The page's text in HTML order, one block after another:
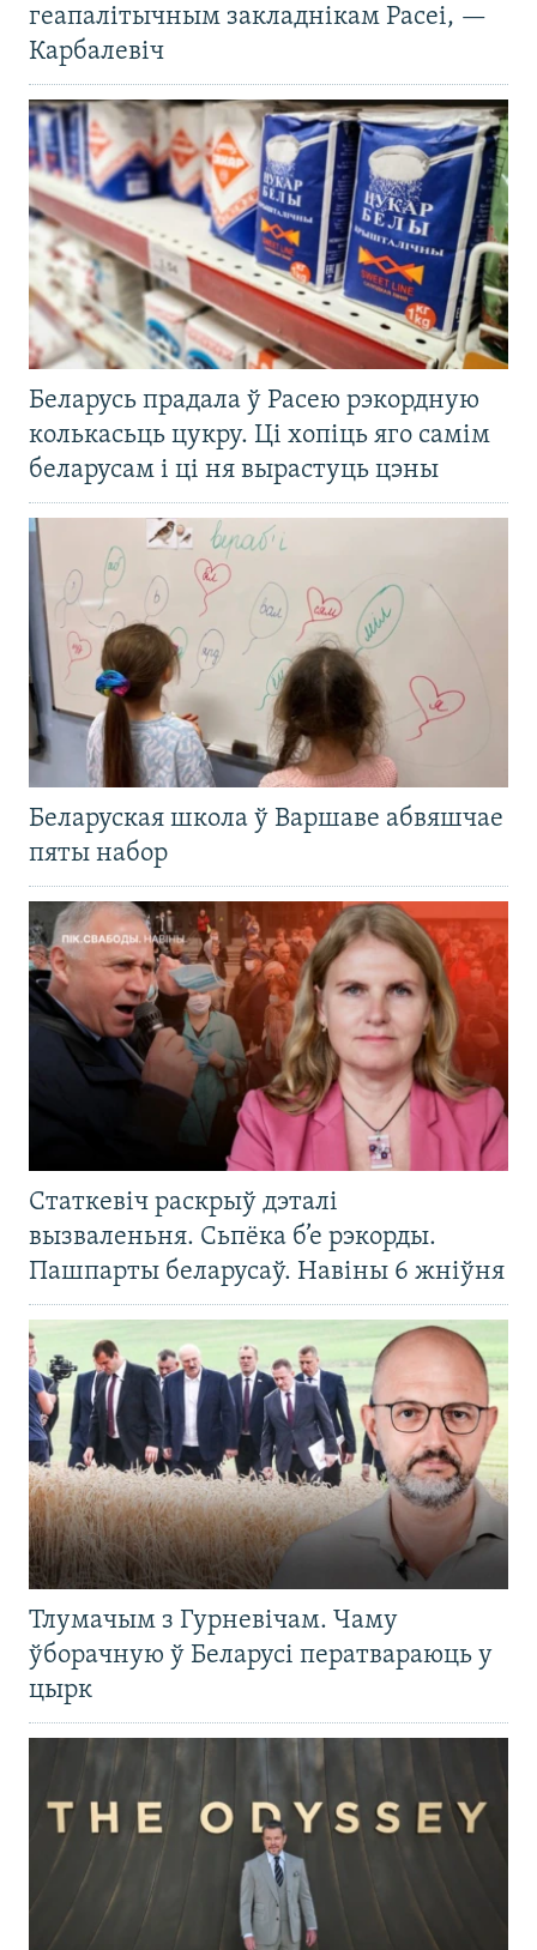
геапалітычным закладнікам Расеі, —
Карбалевіч
Беларусь прадала ў Расею рэкордную
колькасьць цукру. Ці хопіць яго самім
беларусам і ці ня вырастуць цэны
Беларуская школа ў Варшаве абвяшчае
пяты набор
Статкевіч раскрыў дэталі
вызваленьня. Сьпёка б’е рэкорды.
Пашпарты беларусаў. Навіны 6 жніўня
Тлумачым з Гурневічам. Чаму
ўборачную ў Беларусі ператвараюць у
цырк